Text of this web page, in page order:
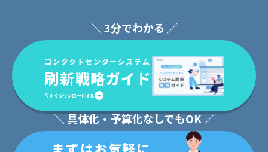
＼ 3分でわかる ／
コンタクトセンターシステム
刷新戦略ガイド
今すぐダウンロードする
＼ 具体化・予算化なしでもOK ／